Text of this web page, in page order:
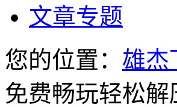
文章专题
您的位置： 雄杰
免费畅玩轻松解